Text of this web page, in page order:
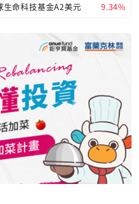
生命科技基金A2美元
9.34%